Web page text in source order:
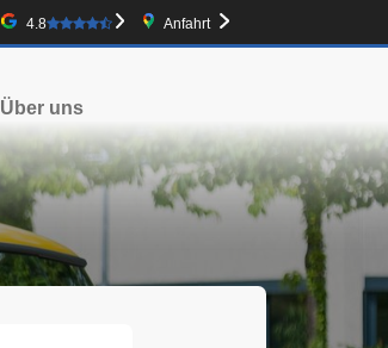
4.8 Google-Bewertung
Anfahrt
Über uns